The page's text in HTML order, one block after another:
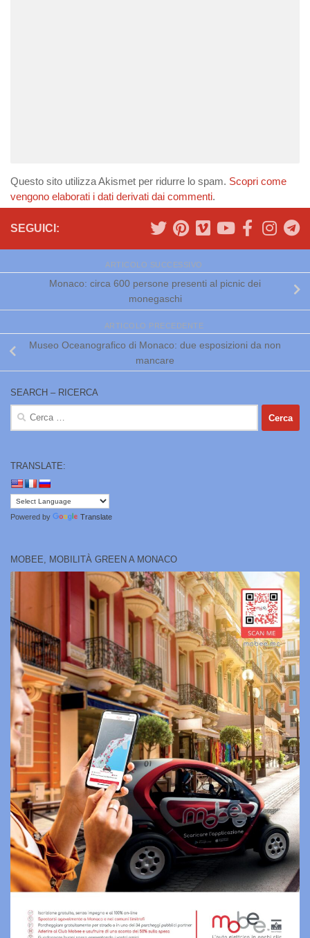
Questo sito utilizza Akismet per ridurre lo spam. Scopri come
vengono elaborati i dati derivati dai commenti.
SEGUICI:
ARTICOLO SUCCESSIVO
Monaco: circa 600 persone presenti al picnic dei
monegaschi
ARTICOLO PRECEDENTE
Museo Oceanografico di Monaco: due esposizioni da non
mancare
SEARCH – RICERCA
Ricerca
per:
TRANSLATE:
Powered by Translate
MOBEE, MOBILITÀ GREEN A MONACO